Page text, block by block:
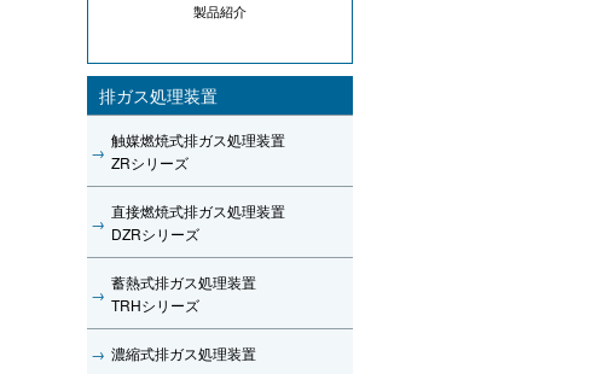
製品紹介
排ガス処理装置
→
触媒燃焼式排ガス処理装置
ZRシリーズ
→
直接燃焼式排ガス処理装置
DZRシリーズ
→
蓄熱式排ガス処理装置
TRHシリーズ
→ 濃縮式排ガス処理装置